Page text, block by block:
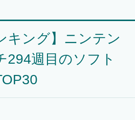
キング】ニンテン
294週目のソフト